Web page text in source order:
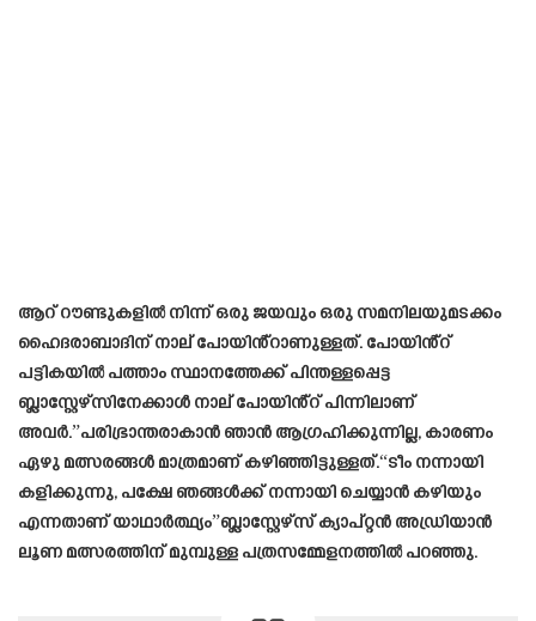
ആറ് റൗണ്ടുകളിൽ നിന്ന് ഒരു ജയവും ഒരു സമനിലയുമടക്കം
ഹൈദരാബാദിന് നാല് പോയിൻ്റാണുള്ളത്. പോയിൻ്റ്
പട്ടികയിൽ പത്താം സ്ഥാനത്തേക്ക് പിന്തള്ളപ്പെട്ട
ബ്ലാസ്റ്റേഴ്സിനേക്കാൾ നാല് പോയിൻ്റ് പിന്നിലാണ്
അവർ.”പരിഭ്രാന്തരാകാൻ ഞാൻ ആഗ്രഹിക്കുന്നില്ല, കാരണം
ഏഴു മത്സരങ്ങൾ മാത്രമാണ് കഴിഞ്ഞിട്ടുള്ളത്.“ടീം നന്നായി
കളിക്കുന്നു, പക്ഷേ ഞങ്ങൾക്ക് നന്നായി ചെയ്യാൻ കഴിയും
എന്നതാണ് യാഥാർത്ഥ്യം”ബ്ലാസ്റ്റേഴ്‌സ് ക്യാപ്റ്റൻ അഡ്രിയാൻ
ലൂണ മത്സരത്തിന് മുമ്പുള്ള പത്രസമ്മേളനത്തിൽ പറഞ്ഞു.